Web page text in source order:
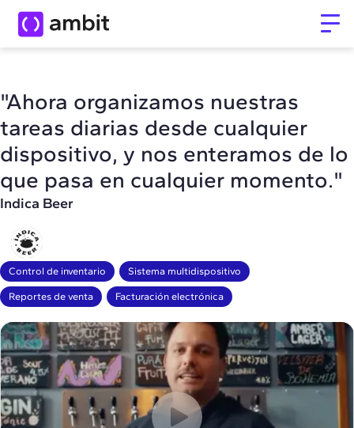
"Ahora organizamos nuestras
tareas diarias desde cualquier
dispositivo, y nos enteramos de lo
que pasa en cualquier momento."
Indica Beer
Control de inventario Sistema multidispositivo
Reportes de venta Facturación electrónica